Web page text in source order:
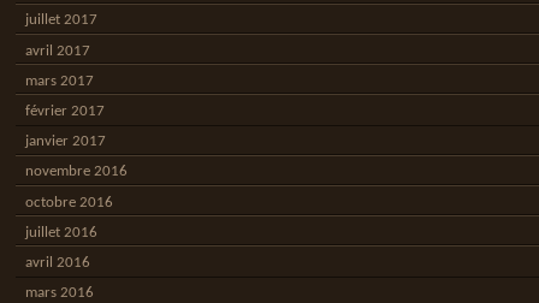
juillet 2017
avril 2017
mars 2017
février 2017
janvier 2017
novembre 2016
octobre 2016
juillet 2016
avril 2016
mars 2016